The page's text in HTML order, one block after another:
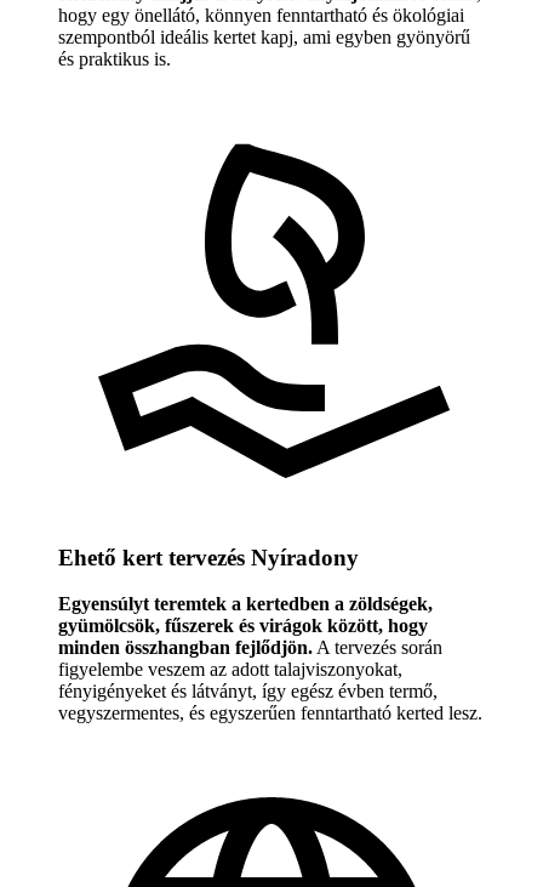
hogy egy önellátó, könnyen fenntartható és ökológiai
szempontból ideális kertet kapj, ami egyben gyönyörű
és praktikus is.
Ehető kert tervezés Nyíradony
Egyensúlyt teremtek a kertedben a zöldségek,
gyümölcsök, fűszerek és virágok között, hogy
minden összhangban fejlődjön. A tervezés során
figyelembe veszem az adott talajviszonyokat,
fényigényeket és látványt, így egész évben termő,
vegyszermentes, és egyszerűen fenntartható kerted lesz.